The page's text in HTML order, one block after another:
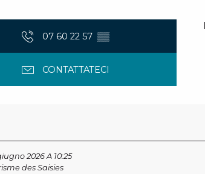
07 60 22 57 ▒▒
CONTATTATECI
2026 A 10:25
des Saisies